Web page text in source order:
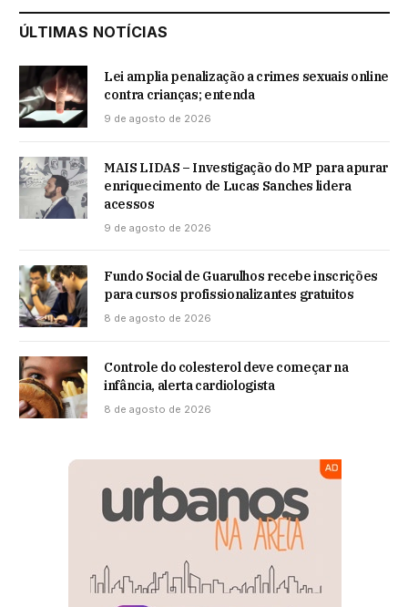
ÚLTIMAS NOTÍCIAS
Lei amplia penalização a crimes sexuais online
contra crianças; entenda
9 de agosto de 2026
MAIS LIDAS – Investigação do MP para apurar
enriquecimento de Lucas Sanches lidera
acessos
9 de agosto de 2026
Fundo Social de Guarulhos recebe inscrições
para cursos profissionalizantes gratuitos
8 de agosto de 2026
Controle do colesterol deve começar na
infância, alerta cardiologista
8 de agosto de 2026